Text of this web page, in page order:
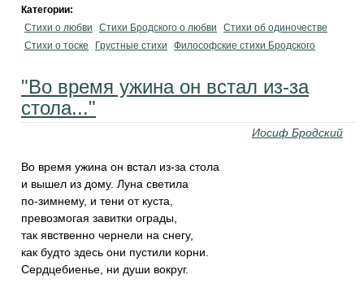
Категории:
Стихи о любви
Стихи Бродского о любви
Стихи об одиночестве
Стихи о тоске
Грустные стихи Философские стихи Бродского
"Во время ужина он встал из-за
стола..."
Иосиф Бродский
Во время ужина он встал из-за стола
и вышел из дому. Луна светила
по-зимнему, и тени от куста,
превозмогая завитки ограды,
так явственно чернели на снегу,
как будто здесь они пустили корни.
Сердцебиенье, ни души вокруг.